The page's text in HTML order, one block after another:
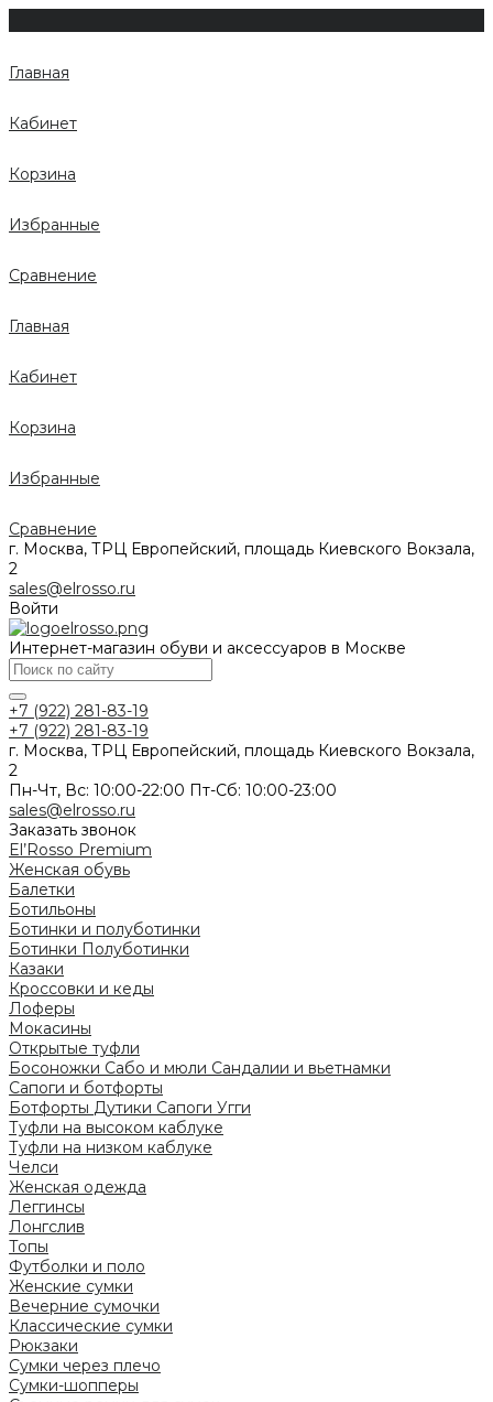
Главная
Кабинет
Корзина
Избранные
Сравнение
Главная
Кабинет
Корзина
Избранные
Сравнение
г. Москва, ТРЦ Европейский, площадь Киевского Вокзала,
2
sales@elrosso.ru
Войти
Интернет-магазин обуви и аксессуаров в Москве
+7 (922) 281-83-19
+7 (922) 281-83-19
г. Москва, ТРЦ Европейский, площадь Киевского Вокзала,
2
Пн-Чт, Вс: 10:00-22:00 Пт-Сб: 10:00-23:00
sales@elrosso.ru
Заказать звонок
El’Rosso Premium
Женская обувь
Балетки
Ботильоны
Ботинки и полуботинки
Ботинки Полуботинки
Казаки
Кроссовки и кеды
Лоферы
Мокасины
Открытые туфли
Босоножки Сабо и мюли Сандалии и вьетнамки
Сапоги и ботфорты
Ботфорты Дутики Сапоги Угги
Туфли на высоком каблуке
Туфли на низком каблуке
Челси
Женская одежда
Леггинсы
Лонгслив
Топы
Футболки и поло
Женские сумки
Вечерние сумочки
Классические сумки
Рюкзаки
Сумки через плечо
Сумки-шопперы